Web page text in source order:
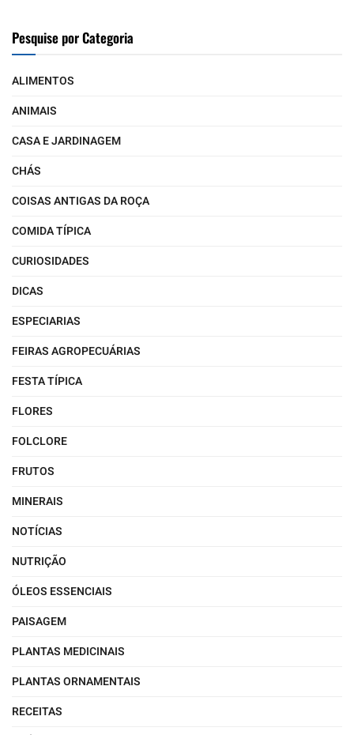
Pesquise por Categoria
ALIMENTOS
ANIMAIS
CASA E JARDINAGEM
CHÁS
COISAS ANTIGAS DA ROÇA
COMIDA TÍPICA
CURIOSIDADES
DICAS
ESPECIARIAS
FEIRAS AGROPECUÁRIAS
FESTA TÍPICA
FLORES
FOLCLORE
FRUTOS
MINERAIS
NOTÍCIAS
NUTRIÇÃO
ÓLEOS ESSENCIAIS
PAISAGEM
PLANTAS MEDICINAIS
PLANTAS ORNAMENTAIS
RECEITAS